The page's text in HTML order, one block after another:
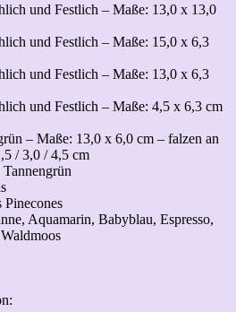
und Festlich – Maße: 13,0 x 13,0
und Festlich – Maße: 15,0 x 6,3
und Festlich – Maße: 13,0 x 6,3
und Festlich – Maße: 4,5 x 6,3 cm
– Maße: 13,0 x 6,0 cm – falzen an
/ 3,0 / 4,5 cm
Pinecones
Aquamarin, Babyblau, Espresso,